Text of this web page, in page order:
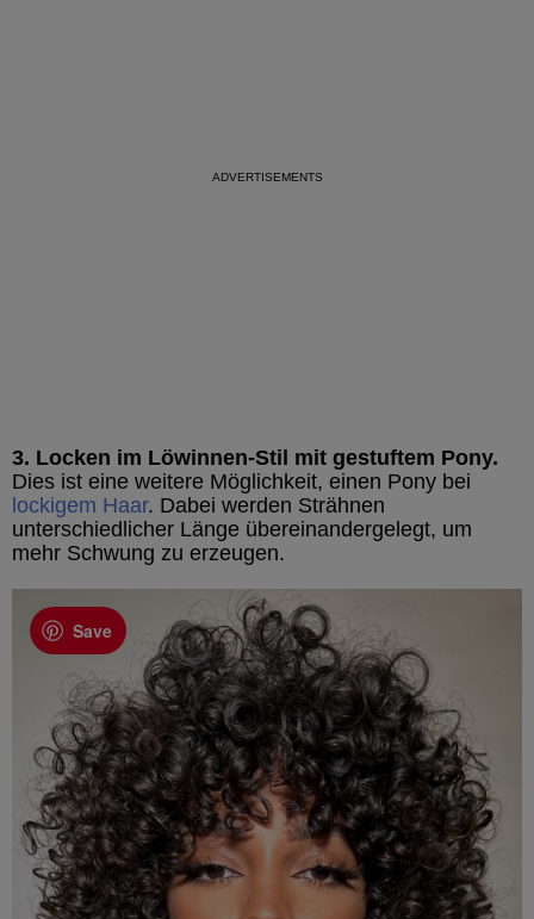
3. Locken im Löwinnen-Stil mit gestuftem Pony.
Dies ist eine weitere Möglichkeit, einen Pony bei
lockigem Haar. Dabei werden Strähnen
unterschiedlicher Länge übereinandergelegt, um
mehr Schwung zu erzeugen.
Save